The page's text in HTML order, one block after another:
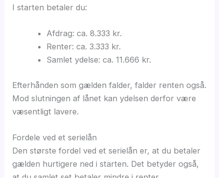
I starten betaler du:
Afdrag: ca. 8.333 kr.
Renter: ca. 3.333 kr.
Samlet ydelse: ca. 11.666 kr.
Efterhånden som gælden falder, falder renten også.
Mod slutningen af lånet kan ydelsen derfor være
væsentligt lavere.
Fordele ved et serielån
Den største fordel ved et serielån er, at du betaler
gælden hurtigere ned i starten. Det betyder også,